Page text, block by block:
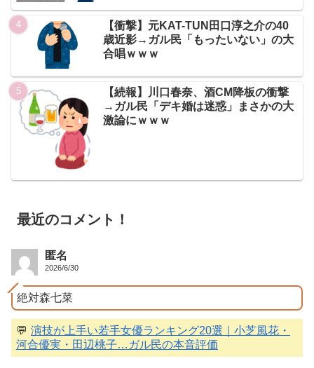
【衝撃】元KAT-TUN田口淳之介の40
歳近影→ガル民「もったいない」の大
合唱ｗｗｗ
【続報】川口春奈、酒CM降板の衝撃
→ガル民「デキ婚は迷惑」まさかの大
激論にｗｗｗ
最近のコメント！
匿名
2026/6/30
絶対森七菜
💬 演技が上手い若手女優ランキング20選｜小芝風花・
河合優実・田辺桃子…ガル民の本音評価